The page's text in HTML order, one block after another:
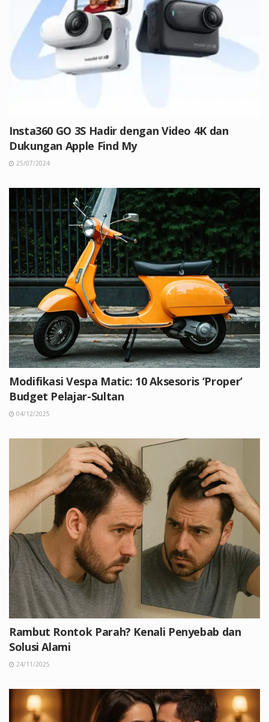
Insta360 GO 3S Hadir dengan Video 4K dan
Dukungan Apple Find My
25/07/2024
Modifikasi Vespa Matic: 10 Aksesoris ‘Proper’
Budget Pelajar-Sultan
04/12/2025
Rambut Rontok Parah? Kenali Penyebab dan
Solusi Alami
24/11/2025